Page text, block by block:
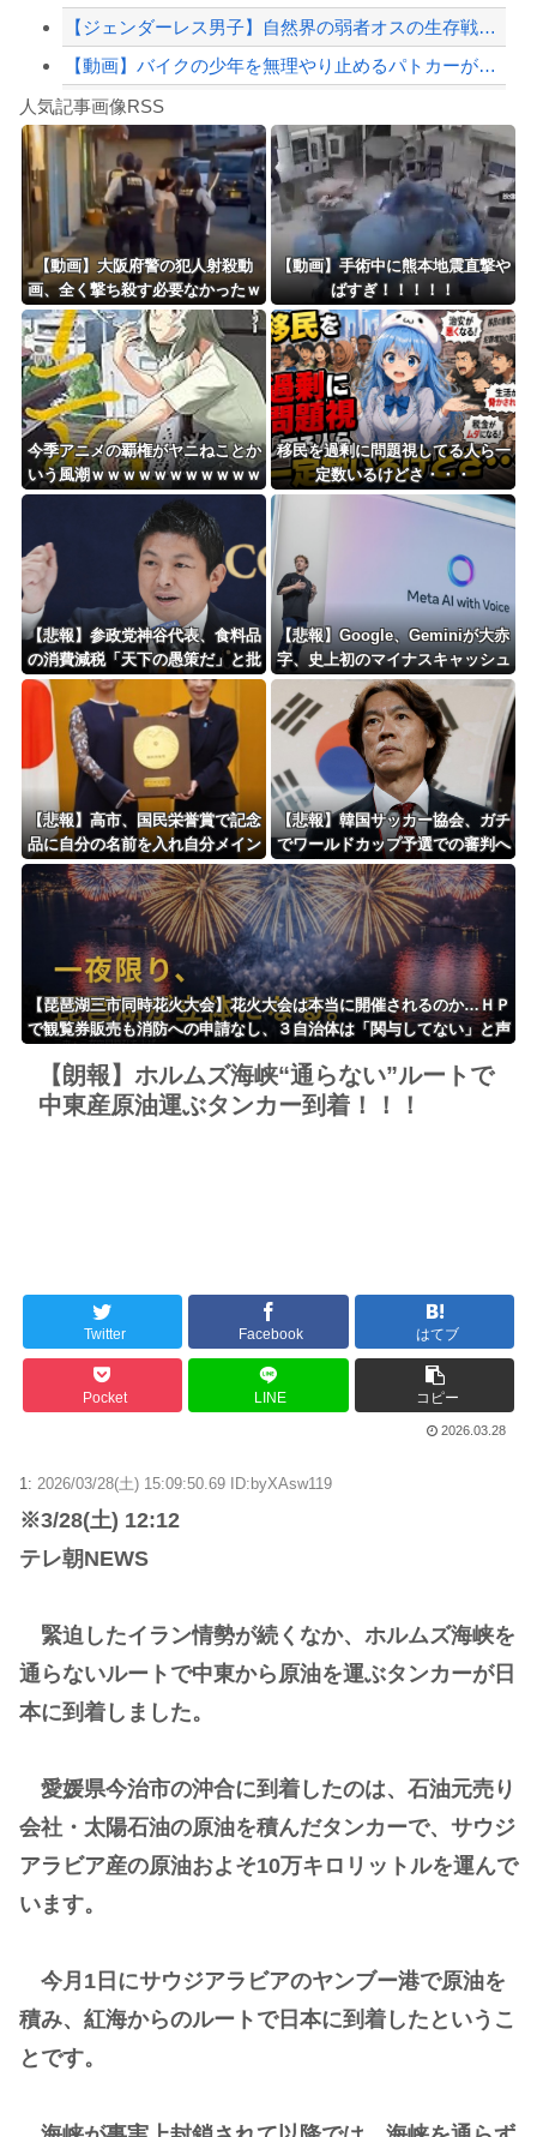
Powered by livedoor 相互RSS
【ジェンダーレス男子】自然界の弱者オスの生存戦略がこちらです‥‥
【動画】バイクの少年を無理やり止めるパトカーが怖いｗｗｗｗ
大男「1回戦の相手はこのｶﾞｷか？楽勝だな」少年剣士「…ふんっ、あまり調子に乗ら...
8/4のニュース
日本旅行キャンセルすべきか…1万年ぶり史上最大級の火山の兆し＝韓国の反応
更新中止のお知らせ
海外「おめでとうタキ！」リヴァプール南野がバースデーゴール！！
Powered by livedoor 相互RSS
人気記事画像RSS
【動画】大阪府警の犯人射殺動
画、全く撃ち殺す必要なかったｗ
ｗｗｗｗｗｗｗｗｗｗ
【動画】手術中に熊本地震直撃や
ばすぎ！！！！！
今季アニメの覇権がヤニねことか
いう風潮ｗｗｗｗｗｗｗｗｗｗｗ
ｗｗ
移民を過剰に問題視してる人ら一
定数いるけどさ・・・
【悲報】参政党神谷代表、食料品
の消費減税「天下の愚策だ」と批
判ｗｗｗｗｗｗｗｗｗｗｗｗ
【悲報】Google、Geminiが大赤
字、史上初のマイナスキャッシュ
フローに陥る・・・
【悲報】高市、国民栄誉賞で記念
品に自分の名前を入れ自分メイン
のPV撮影して炎上中w w w w w
w w w w
【悲報】韓国サッカー協会、ガチ
でワールドカップ予選での審判へ
の性接待がバレ大炎上大騒ぎにｗ
ｗｗｗｗｗｗｗ
【琵琶湖三市同時花火大会】花火大会は本当に開催されるのか…ＨＰ
で観覧券販売も消防への申請なし、３自治体は「関与してない」と声
【朗報】ホルムズ海峡“通らない”ルートで
中東産原油運ぶタンカー到着！！！
Twitter Facebook はてブ
Pocket LINE コピー
2026.03.28
1: 2026/03/28(土) 15:09:50.69 ID:byXAsw119
※3/28(土) 12:12
テレ朝NEWS
緊迫したイラン情勢が続くなか、ホルムズ海峡を
通らないルートで中東から原油を運ぶタンカーが日
本に到着しました。
愛媛県今治市の沖合に到着したのは、石油元売り
会社・太陽石油の原油を積んだタンカーで、サウジ
アラビア産の原油およそ10万キロリットルを運んで
います。
今月1日にサウジアラビアのヤンブー港で原油を
積み、紅海からのルートで日本に到着したというこ
とです。